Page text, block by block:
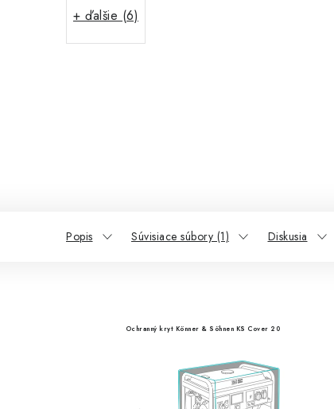
+ ďalšie (6)
Popis Súvisiace súbory (1) Diskusia